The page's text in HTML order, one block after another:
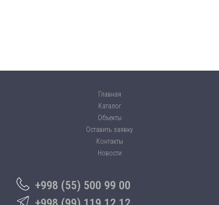
Главная
Каталог
Объекты
Оставить заявку
Контакты
Новости
+998 (55) 500 99 00